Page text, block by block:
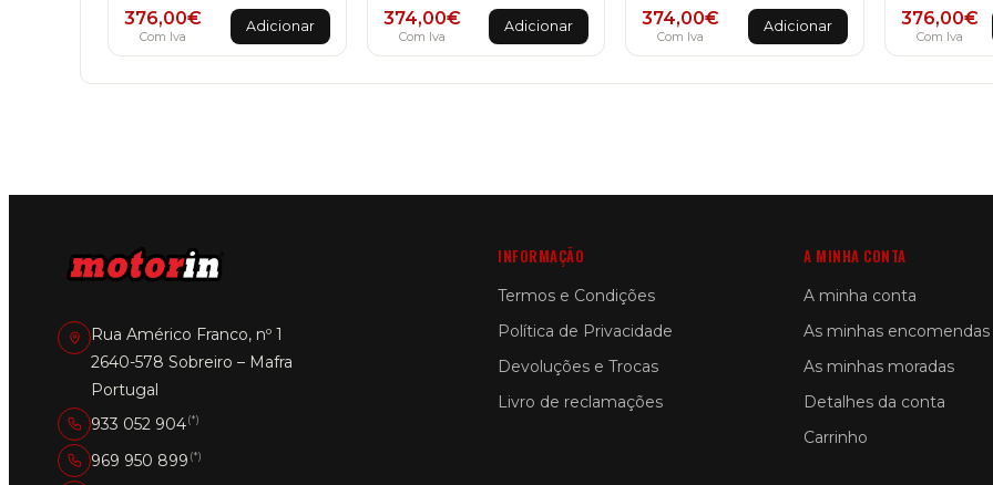
376,00€
Com Iva
Adicionar 374,00€
Com Iva
Adicionar 374,00€
Com Iva
Adicionar 376,00€
Com Iva
Rua Américo Franco, nº 1
2640-578 Sobreiro – Mafra
Portugal
933 052 904(*)
969 950 899 (*)
INFORMAÇÃO
Termos e Condições
Política de Privacidade
Devoluções e Trocas
Livro de reclamações
A MINHA CONTA
A minha conta
As minhas encomendas
As minhas moradas
Detalhes da conta
Carrinho